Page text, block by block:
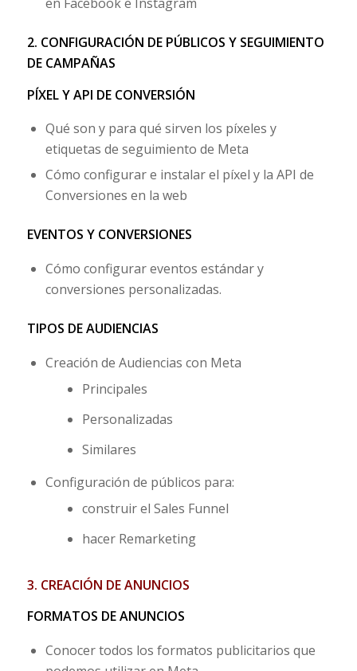
2. CONFIGURACIÓN DE PÚBLICOS Y SEGUIMIENTO
DE CAMPAÑAS
PÍXEL Y API DE CONVERSIÓN
Qué son y para qué sirven los píxeles y
etiquetas de seguimiento de Meta
Cómo configurar e instalar el píxel y la API de
Conversiones en la web
EVENTOS Y CONVERSIONES
Cómo configurar eventos estándar y
conversiones personalizadas.
TIPOS DE AUDIENCIAS
Creación de Audiencias con Meta
Principales
Personalizadas
Similares
Configuración de públicos para:
construir el Sales Funnel
hacer Remarketing
3. CREACIÓN DE ANUNCIOS
FORMATOS DE ANUNCIOS
Conocer todos los formatos publicitarios que